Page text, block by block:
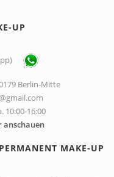
UP
Berlin-Mitte
10:00-16:00
anschauen
MAKE-UP